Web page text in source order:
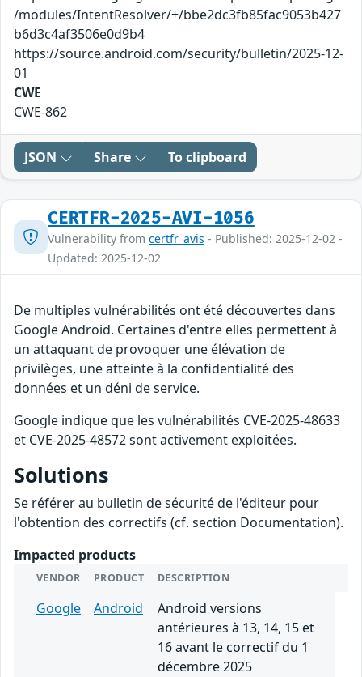
/modules/IntentResolver/+/bbe2dc3fb85fac9053b427
b6d3c4af3506e0d9b4
https://source.android.com/security/bulletin/2025-12-
01
CWE
CWE-862
JSON Share To clipboard
CERTFR-2025-AVI-1056
Vulnerability from certfr_avis - Published: 2025-12-02 -
Updated: 2025-12-02
De multiples vulnérabilités ont été découvertes dans
Google Android. Certaines d'entre elles permettent à
un attaquant de provoquer une élévation de
privilèges, une atteinte à la confidentialité des
données et un déni de service.
Google indique que les vulnérabilités CVE-2025-48633
et CVE-2025-48572 sont activement exploitées.
Solutions
Se référer au bulletin de sécurité de l'éditeur pour
l'obtention des correctifs (cf. section Documentation).
Impacted products
VENDOR PRODUCT DESCRIPTION
Google Android
Android versions
antérieures à 13, 14, 15 et
16 avant le correctif du 1
décembre 2025